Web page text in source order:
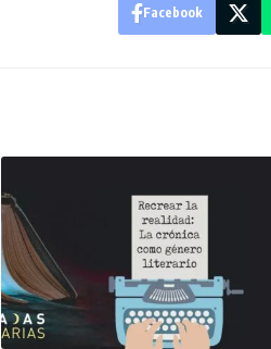
Facebook